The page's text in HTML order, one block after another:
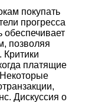
покупать
прогресса
обеспечивает
позволяя
Критики
платящие
Дискуссия о